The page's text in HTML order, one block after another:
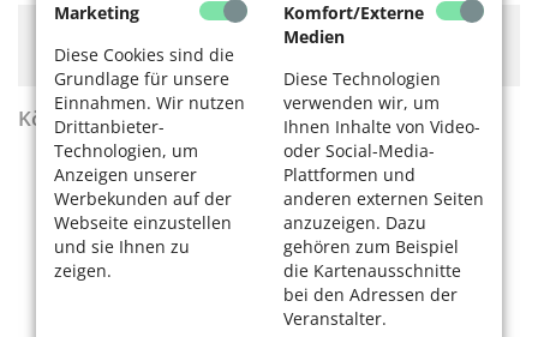
Marketing
Diese Cookies sind die
Grundlage für unsere
Einnahmen. Wir nutzen
Drittanbieter-
Technologien, um
Anzeigen unserer
Werbekunden auf der
Webseite einzustellen
und sie Ihnen zu
zeigen.
Komfort/Externe
Medien
Diese Technologien
verwenden wir, um
Ihnen Inhalte von Video-
oder Social-Media-
Plattformen und
anderen externen Seiten
anzuzeigen. Dazu
gehören zum Beispiel
die Kartenausschnitte
bei den Adressen der
Veranstalter.
Hier könnte Werbung stehen, mit der wir uns
finanzieren. Bitte akzeptieren Sie die
KölnerLeben Sommer 2026